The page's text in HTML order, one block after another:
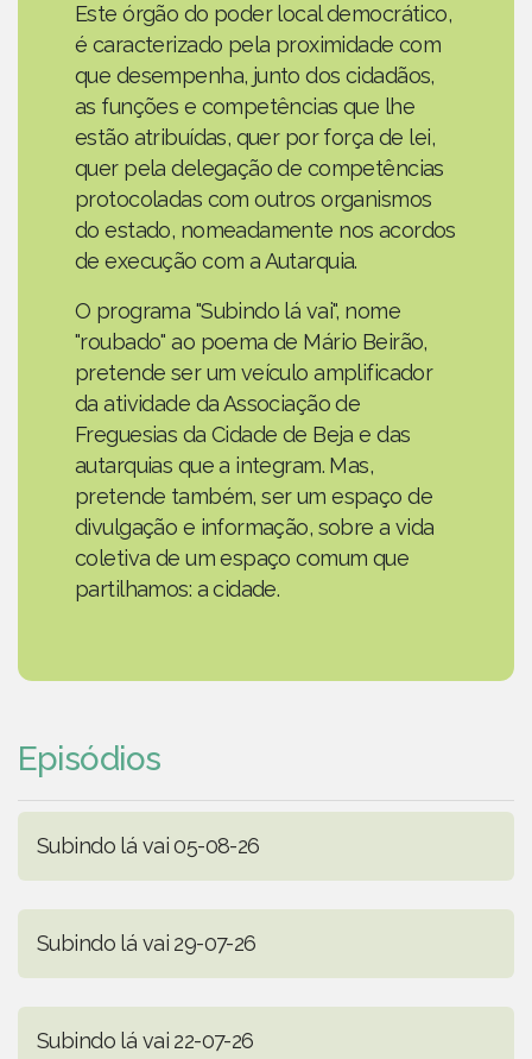
Este órgão do poder local democrático,
é caracterizado pela proximidade com
que desempenha, junto dos cidadãos,
as funções e competências que lhe
estão atribuídas, quer por força de lei,
quer pela delegação de competências
protocoladas com outros organismos
do estado, nomeadamente nos acordos
de execução com a Autarquia.
O programa "Subindo lá vai", nome
"roubado" ao poema de Mário Beirão,
pretende ser um veículo amplificador
da atividade da Associação de
Freguesias da Cidade de Beja e das
autarquias que a integram. Mas,
pretende também, ser um espaço de
divulgação e informação, sobre a vida
coletiva de um espaço comum que
partilhamos: a cidade.
Episódios
Subindo lá vai 05-08-26
Subindo lá vai 29-07-26
Subindo lá vai 22-07-26